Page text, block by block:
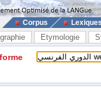
Corpus
Etymologie